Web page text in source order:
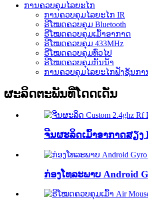
ການຄວບຄຸມໄລຍະໄກ
ການຄວບຄຸມໄລຍະໄກ IR
ຣີໂໝດຄວບຄຸມ Bluetooth
ຣີໂໝດຄວບຄຸມເມົ້າອາກາດ
ຣີໂໝດຄວບຄຸມ 433MHz
ຣີໂໝດຄວບຄຸມທົ່ວໄປ
ຣີໂໝດຄວບຄຸມກັນນ້ຳ
ການຄວບຄຸມໄລຍະໄກຟັງຊັນກ
ຜະລິດຕະພັນທີ່ໂດດເດັ່ນ
ຈີນຜະລິດເມົ້າອາກາດສຽງ
ກ່ອງໂທລະພາບ Android